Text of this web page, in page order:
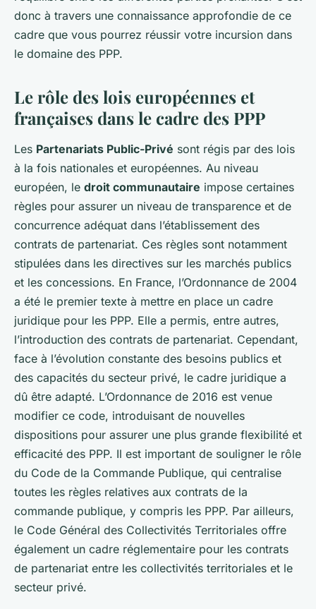
donc à travers une connaissance approfondie de ce
cadre que vous pourrez réussir votre incursion dans
le domaine des PPP.
Le rôle des lois européennes et
françaises dans le cadre des PPP
Les Partenariats Public-Privé sont régis par des lois
à la fois nationales et européennes. Au niveau
européen, le droit communautaire impose certaines
règles pour assurer un niveau de transparence et de
concurrence adéquat dans l’établissement des
contrats de partenariat. Ces règles sont notamment
stipulées dans les directives sur les marchés publics
et les concessions. En France, l’Ordonnance de 2004
a été le premier texte à mettre en place un cadre
juridique pour les PPP. Elle a permis, entre autres,
l’introduction des contrats de partenariat. Cependant,
face à l’évolution constante des besoins publics et
des capacités du secteur privé, le cadre juridique a
dû être adapté. L’Ordonnance de 2016 est venue
modifier ce code, introduisant de nouvelles
dispositions pour assurer une plus grande flexibilité et
efficacité des PPP. Il est important de souligner le rôle
du Code de la Commande Publique, qui centralise
toutes les règles relatives aux contrats de la
commande publique, y compris les PPP. Par ailleurs,
le Code Général des Collectivités Territoriales offre
également un cadre réglementaire pour les contrats
de partenariat entre les collectivités territoriales et le
secteur privé.